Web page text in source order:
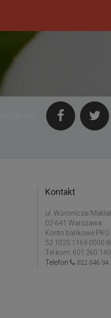
Kontakt
ul. Woronicza/
02-641 Warszawa
Konto bankowe PKO
52 1020 1169 0000
Tel kom: 601 260 140
Telefon
022 646 94